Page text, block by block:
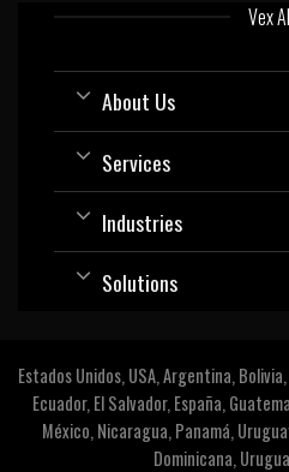
Vex AI
About Us
Services
Industries
Solutions
Estados Unidos, USA, Argentina,
Ecuador, El Salvador, España,
México, Nicaragua, Panamá,
Dominicana,